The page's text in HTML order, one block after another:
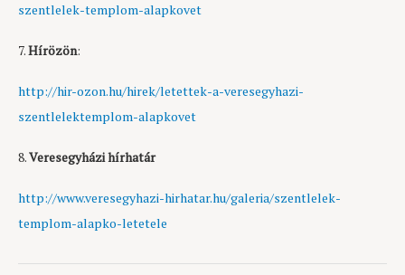
szentlelek-templom-alapkovet
7.Hírözön:
http://hir-ozon.hu/hirek/letettek-a-veresegyhazi-
szentlelektemplom-alapkovet
8.Veresegyházi hírhatár
http://www.veresegyhazi-hirhatar.hu/galeria/szentlelek-
templom-alapko-letetele